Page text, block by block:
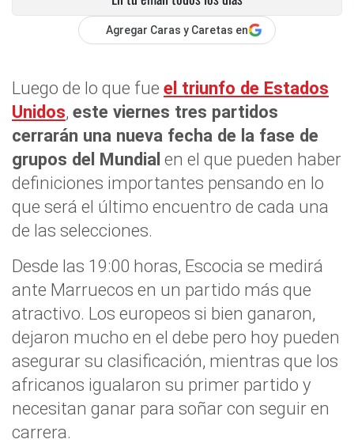
Agregar Caras y Caretas en
Luego de lo que fue el triunfo de Estados
Unidos, este viernes tres partidos
cerrarán una nueva fecha de la fase de
grupos del Mundial en el que pueden haber
definiciones importantes pensando en lo
que será el último encuentro de cada una
de las selecciones.
Desde las 19:00 horas, Escocia se medirá
ante Marruecos en un partido más que
atractivo. Los europeos si bien ganaron,
dejaron mucho en el debe pero hoy pueden
asegurar su clasificación, mientras que los
africanos igualaron su primer partido y
necesitan ganar para soñar con seguir en
carrera.